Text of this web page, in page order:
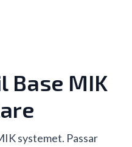
Base MIK
systemet. Passar